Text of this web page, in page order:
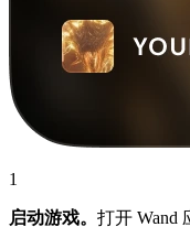
1
启动游戏。 打开 Wand